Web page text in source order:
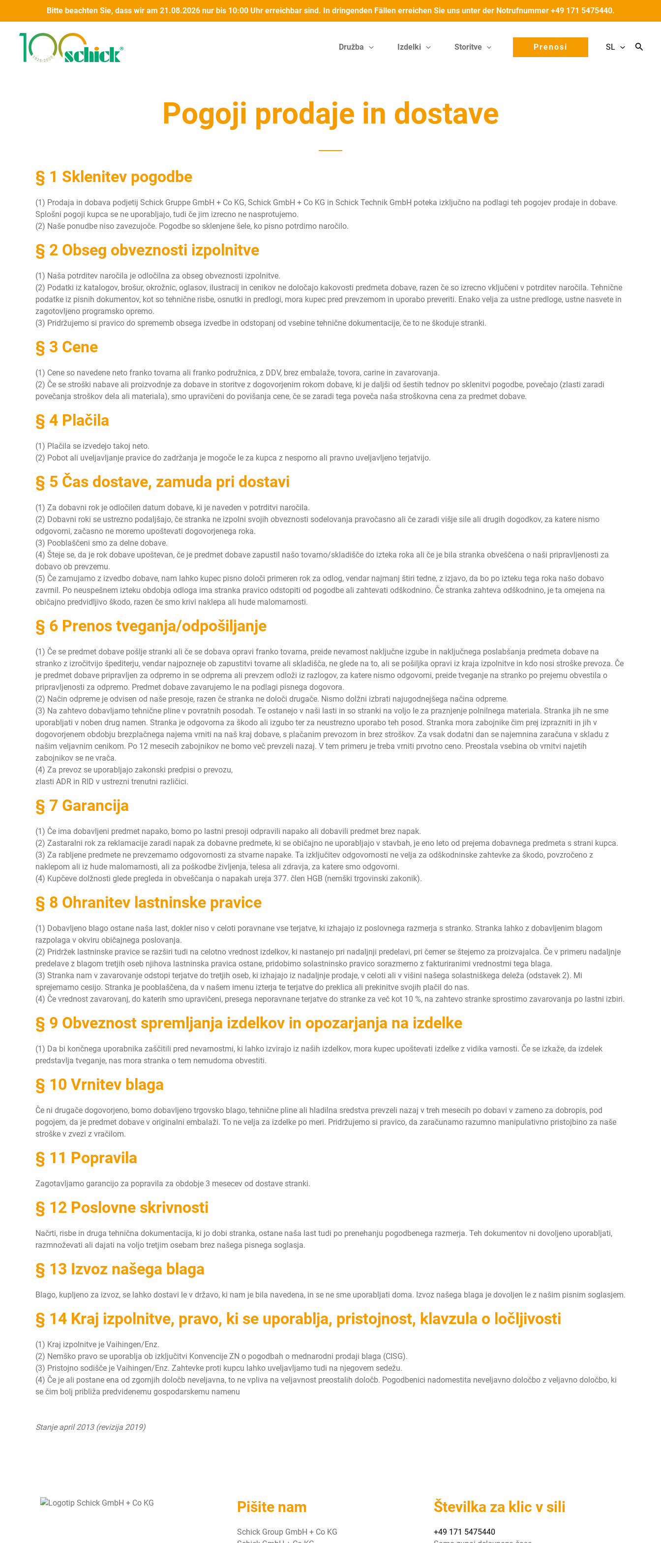
Bitte beachten Sie, dass wir am 21.08.2026 nur bis 10:00 Uhr erreichbar sind. In dringenden Fällen erreichen Sie uns unter der Notrufnummer +49 171 5475440.
Družba
Izdelki Storitve Prenosi SL
Pogoji prodaje in dostave
§ 1 Sklenitev pogodbe
(1) Prodaja in dobava podjetij Schick Gruppe GmbH + Co KG, Schick GmbH + Co KG in Schick Technik GmbH poteka izključno na podlagi teh pogojev prodaje in dobave.
Splošni pogoji kupca se ne uporabljajo, tudi če jim izrecno ne nasprotujemo.
(2) Naše ponudbe niso zavezujoče. Pogodbe so sklenjene šele, ko pisno potrdimo naročilo.
§ 2 Obseg obveznosti izpolnitve
(1) Naša potrditev naročila je odločilna za obseg obveznosti izpolnitve.
(2) Podatki iz katalogov, brošur, okrožnic, oglasov, ilustracij in cenikov ne določajo kakovosti predmeta dobave, razen če so izrecno vključeni v potrditev naročila. Tehnične
podatke iz pisnih dokumentov, kot so tehnične risbe, osnutki in predlogi, mora kupec pred prevzemom in uporabo preveriti. Enako velja za ustne predloge, ustne nasvete in
zagotovljeno programsko opremo.
(3) Pridržujemo si pravico do sprememb obsega izvedbe in odstopanj od vsebine tehnične dokumentacije, če to ne škoduje stranki.
§ 3 Cene
(1) Cene so navedene neto franko tovarna ali franko podružnica, z DDV, brez embalaže, tovora, carine in zavarovanja.
(2) Če se stroški nabave ali proizvodnje za dobave in storitve z dogovorjenim rokom dobave, ki je daljši od šestih tednov po sklenitvi pogodbe, povečajo (zlasti zaradi
povečanja stroškov dela ali materiala), smo upravičeni do povišanja cene, če se zaradi tega poveča naša stroškovna cena za predmet dobave.
§ 4 Plačila
(1) Plačila se izvedejo takoj neto.
(2) Pobot ali uveljavljanje pravice do zadržanja je mogoče le za kupca z nesporno ali pravno uveljavljeno terjatvijo.
§ 5 Čas dostave, zamuda pri dostavi
(1) Za dobavni rok je odločilen datum dobave, ki je naveden v potrditvi naročila.
(2) Dobavni roki se ustrezno podaljšajo, če stranka ne izpolni svojih obveznosti sodelovanja pravočasno ali če zaradi višje sile ali drugih dogodkov, za katere nismo
odgovorni, začasno ne moremo upoštevati dogovorjenega roka.
(3) Pooblaščeni smo za delne dobave.
(4) Šteje se, da je rok dobave upoštevan, če je predmet dobave zapustil našo tovarno/skladišče do izteka roka ali če je bila stranka obveščena o naši pripravljenosti za
dobavo ob prevzemu.
(5) Če zamujamo z izvedbo dobave, nam lahko kupec pisno določi primeren rok za odlog, vendar najmanj štiri tedne, z izjavo, da bo po izteku tega roka našo dobavo
zavrnil. Po neuspešnem izteku obdobja odloga ima stranka pravico odstopiti od pogodbe ali zahtevati odškodnino. Če stranka zahteva odškodnino, je ta omejena na
običajno predvidljivo škodo, razen če smo krivi naklepa ali hude malomarnosti.
§ 6 Prenos tveganja/odpošiljanje
(1) Če se predmet dobave pošlje stranki ali če se dobava opravi franko tovarna, preide nevarnost naključne izgube in naključnega poslabšanja predmeta dobave na
stranko z izročitvijo špediterju, vendar najpozneje ob zapustitvi tovarne ali skladišča, ne glede na to, ali se pošiljka opravi iz kraja izpolnitve in kdo nosi stroške prevoza. Če
je predmet dobave pripravljen za odpremo in se odprema ali prevzem odloži iz razlogov, za katere nismo odgovorni, preide tveganje na stranko po prejemu obvestila o
pripravljenosti za odpremo. Predmet dobave zavarujemo le na podlagi pisnega dogovora.
(2) Način odpreme je odvisen od naše presoje, razen če stranka ne določi drugače. Nismo dolžni izbrati najugodnejšega načina odpreme.
(3) Na zahtevo dobavljamo tehnične pline v povratnih posodah. Te ostanejo v naši lasti in so stranki na voljo le za praznjenje polnilnega materiala. Stranka jih ne sme
uporabljati v noben drug namen. Stranka je odgovorna za škodo ali izgubo ter za neustrezno uporabo teh posod. Stranka mora zabojnike čim prej izprazniti in jih v
dogovorjenem obdobju brezplačnega najema vrniti na naš kraj dobave, s plačanim prevozom in brez stroškov. Za vsak dodatni dan se najemnina zaračuna v skladu z
našim veljavnim cenikom. Po 12 mesecih zabojnikov ne bomo več prevzeli nazaj. V tem primeru je treba vrniti prvotno ceno. Preostala vsebina ob vrnitvi najetih
zabojnikov se ne vrača.
(4) Za prevoz se uporabljajo zakonski predpisi o prevozu,
zlasti ADR in RID v ustrezni trenutni različici.
§ 7 Garancija
(1) Če ima dobavljeni predmet napako, bomo po lastni presoji odpravili napako ali dobavili predmet brez napak.
(2) Zastaralni rok za reklamacije zaradi napak za dobavne predmete, ki se običajno ne uporabljajo v stavbah, je eno leto od prejema dobavnega predmeta s strani kupca.
(3) Za rabljene predmete ne prevzemamo odgovornosti za stvarne napake. Ta izključitev odgovornosti ne velja za odškodninske zahtevke za škodo, povzročeno z
naklepom ali iz hude malomarnosti, ali za poškodbe življenja, telesa ali zdravja, za katere smo odgovorni.
(4) Kupčeve dolžnosti glede pregleda in obveščanja o napakah ureja 377. člen HGB (nemški trgovinski zakonik).
§ 8 Ohranitev lastninske pravice
(1) Dobavljeno blago ostane naša last, dokler niso v celoti poravnane vse terjatve, ki izhajajo iz poslovnega razmerja s stranko. Stranka lahko z dobavljenim blagom
razpolaga v okviru običajnega poslovanja.
(2) Pridržek lastninske pravice se razširi tudi na celotno vrednost izdelkov, ki nastanejo pri nadaljnji predelavi, pri čemer se štejemo za proizvajalca. Če v primeru nadaljnje
predelave z blagom tretjih oseb njihova lastninska pravica ostane, pridobimo solastninsko pravico sorazmerno z fakturiranimi vrednostmi tega blaga.
(3) Stranka nam v zavarovanje odstopi terjatve do tretjih oseb, ki izhajajo iz nadaljnje prodaje, v celoti ali v višini našega solastniškega deleža (odstavek 2). Mi
sprejemamo cesijo. Stranka je pooblaščena, da v našem imenu izterja te terjatve do preklica ali prekinitve svojih plačil do nas.
(4) Če vrednost zavarovanj, do katerih smo upravičeni, presega neporavnane terjatve do stranke za več kot 10 %, na zahtevo stranke sprostimo zavarovanja po lastni izbiri.
§ 9 Obveznost spremljanja izdelkov in opozarjanja na izdelke
(1) Da bi končnega uporabnika zaščitili pred nevarnostmi, ki lahko izvirajo iz naših izdelkov, mora kupec upoštevati izdelke z vidika varnosti. Če se izkaže, da izdelek
predstavlja tveganje, nas mora stranka o tem nemudoma obvestiti.
§ 10 Vrnitev blaga
Če ni drugače dogovorjeno, bomo dobavljeno trgovsko blago, tehnične pline ali hladilna sredstva prevzeli nazaj v treh mesecih po dobavi v zameno za dobropis, pod
pogojem, da je predmet dobave v originalni embalaži. To ne velja za izdelke po meri. Pridržujemo si pravico, da zaračunamo razumno manipulativno pristojbino za naše
stroške v zvezi z vračilom.
§ 11 Popravila
Zagotavljamo garancijo za popravila za obdobje 3 mesecev od dostave stranki.
§ 12 Poslovne skrivnosti
Načrti, risbe in druga tehnična dokumentacija, ki jo dobi stranka, ostane naša last tudi po prenehanju pogodbenega razmerja. Teh dokumentov ni dovoljeno uporabljati,
razmnoževati ali dajati na voljo tretjim osebam brez našega pisnega soglasja.
§ 13 Izvoz našega blaga
Blago, kupljeno za izvoz, se lahko dostavi le v državo, ki nam je bila navedena, in se ne sme uporabljati doma. Izvoz našega blaga je dovoljen le z našim pisnim soglasjem.
§ 14 Kraj izpolnitve, pravo, ki se uporablja, pristojnost, klavzula o ločljivosti
(1) Kraj izpolnitve je Vaihingen/Enz.
(2) Nemško pravo se uporablja ob izključitvi Konvencije ZN o pogodbah o mednarodni prodaji blaga (CISG).
(3) Pristojno sodišče je Vaihingen/Enz. Zahtevke proti kupcu lahko uveljavljamo tudi na njegovem sedežu.
(4) Če je ali postane ena od zgornjih določb neveljavna, to ne vpliva na veljavnost preostalih določb. Pogodbenici nadomestita neveljavno določbo z veljavno določbo, ki
se čim bolj približa predvidenemu gospodarskemu namenu
Stanje april 2013 (revizija 2019)
Pišite nam
Schick Group GmbH + Co KG
Številka za klic v sili
+49 171 5475440